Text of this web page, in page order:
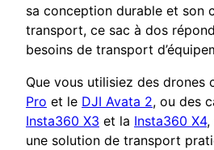
sa conception durable et son
transport, ce sac à dos
besoins de transport
Que vous utilisiez des drones
Pro et le DJI Avata 2, ou des
Insta360 X3 et la Insta360 X4,
une solution de transport